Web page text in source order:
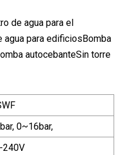
de agua para el
para edificiosBomba
autocebanteSin torre
0~16bar,
240V